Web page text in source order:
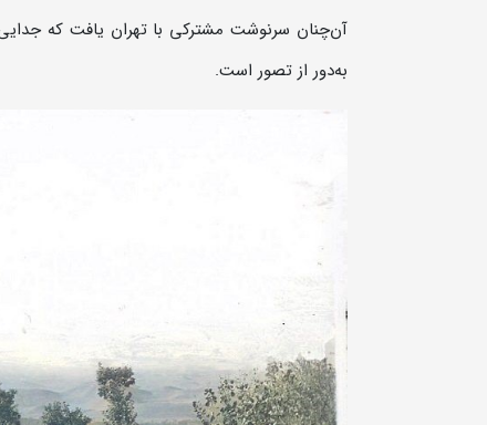
آن‌چنان سرنوشت مشترکی با تهران یافت که
به‌دور از تصور است.